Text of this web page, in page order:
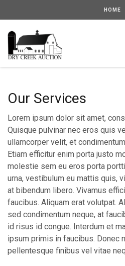
HOME
Our Services
Lorem ipsum dolor sit amet,
Quisque pulvinar nec eros quis
ullamcorper velit, et
Etiam efficitur enim porta justo
molestie sem eu eros porta
urna, vestibulum eu mattis quis,
at bibendum libero. Vivamus
faucibus. Aliquam erat volutpat.
sed condimentum neque, at
id risus id congue. Interdum et
ipsum primis in faucibus. Donec
pellentesque finibus vel vitae